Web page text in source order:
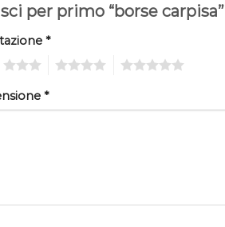
per primo “borse carpisa”
*
*